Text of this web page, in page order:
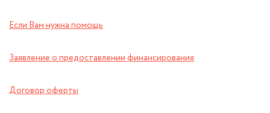
Если Вам нужна помощь
Заявление о предоставлении финансирования
Договор оферты